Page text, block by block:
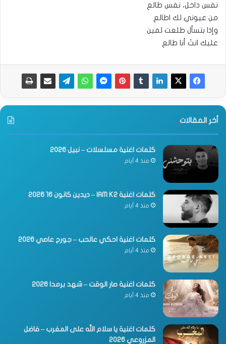
نفس داخل، نفس طالع
من عيوني لك اطالع
وإذا بتسأل طلعت لمين
عليك انتَ أنا طالع
أخر المقالات
كلمات اغنية مسلسلات – نبيل 2026
منذ 4 أيام
كلمات اغنية IAM K2 – ديدين كانون 16 2026
منذ 4 أيام
كلمات اغنية احكي عالحب – جورج عاصي 2026
منذ 4 أيام
كلمات اغنية صار الوقت – شهد برمدا 2026
منذ 4 أيام
كلمات اغنية يا سلام الله على المغرب – فاضل
المزروعي 2026